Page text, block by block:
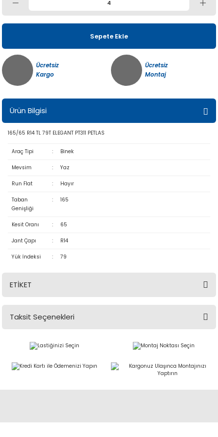
Sepete Ekle
Ücretsiz
Kargo
Ücretsiz
Montaj
Ürün Bilgisi
165/65 R14 TL 79T ELEGANT PT311 PETLAS
Araç Tipi : Binek
Mevsim : Yaz
Run Flat : Hayır
Taban
Genişliği
: 165
Kesit Oranı : 65
Jant Çapı : R14
Yük İndeksi : 79
ETİKET
Taksit Seçenekleri